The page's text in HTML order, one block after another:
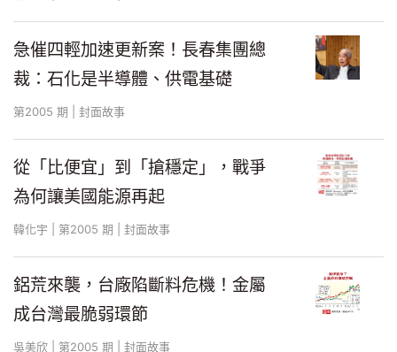
「下游的車廠客戶都在拚命拉貨，他們擔心
戰爭沒完沒了、原物料只會漲得更兇，」正
新輪胎副總經理羅永勵表示。
輪胎的核心原料合成橡膠、藥水、簾布、炭
黑，全是石油衍生物。這一季原料價格暴漲
三至四成，正新宣布四月起全面調漲售價
三％至五％，「成本壓力逼得我們不得不
漲。」羅永勵坦言。
鋁價同樣遭受重創，光寶總經理邱森彬無奈
的說：「我們用量大，供應商還不敢輕易漲
急催四輕加速更新案！長春集團總
裁：石化是半導體、供電基礎
第2005 期 | 封面故事
從「比便宜」到「搶穩定」，戰爭
為何讓美國能源再起
韓化宇 | 第2005 期 | 封面故事
鋁荒來襲，台廠陷斷料危機！金屬
成台灣最脆弱環節
吳美欣 | 第2005 期 | 封面故事